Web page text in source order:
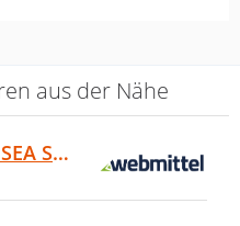
ist seit
sich perfekt,
aus der Nähe
webmittel GmbH | Die SEA Spezialisten